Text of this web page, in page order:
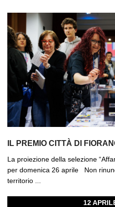
IL PREMIO CITTÀ DI
La proiezione della selezione
per domenica 26 aprile Non
territorio ...
12